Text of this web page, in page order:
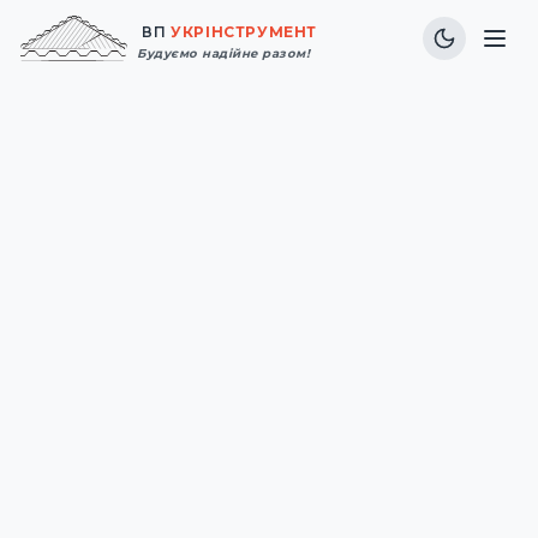
ВП УКРІНСТРУМЕНТ
Будуємо надійне разом!